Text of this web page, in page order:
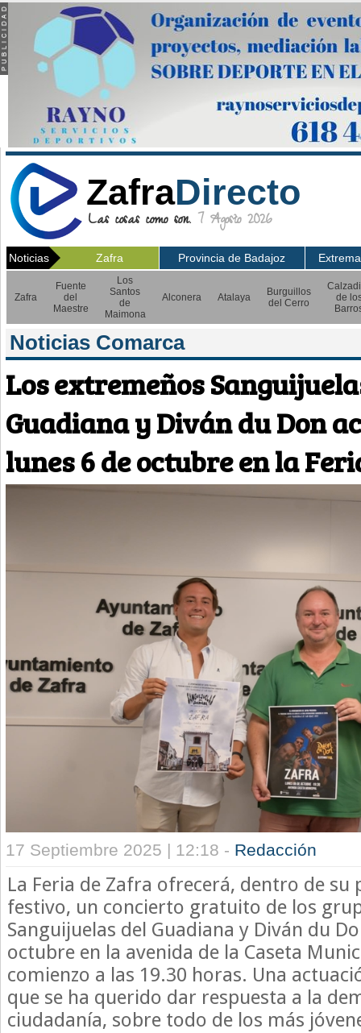
ZafraDirecto
Las cosas como son.7 Agosto 2026
Noticias Zafra Provincia de Badajoz
Zafra
Fuente
del
Maestre
Los
Santos
de
Maimona
Alconera Atalaya
Burguillos
del Cerro
de
Noticias Comarca
Los extremeños
Guadiana y Diván du Don
lunes 6 de octubre en la
17 Septiembre 2025 | 12:18 - Redacción
La Feria de Zafra ofrecerá, dentro de
festivo, un concierto gratuito de los
Sanguijuelas del Guadiana y Diván du
octubre en la avenida de la Caseta
comienzo a las 19.30 horas. Una
que se ha querido dar respuesta a la
ciudadanía, sobre todo de los más